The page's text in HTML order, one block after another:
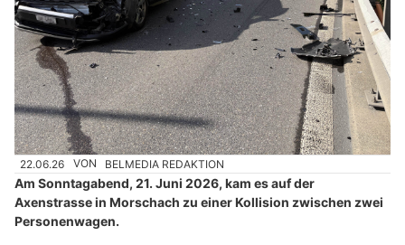
22.06.26 VON BELMEDIA REDAKTION
Am Sonntagabend, 21. Juni 2026, kam es auf der
Axenstrasse in Morschach zu einer Kollision zwischen zwei
Personenwagen.